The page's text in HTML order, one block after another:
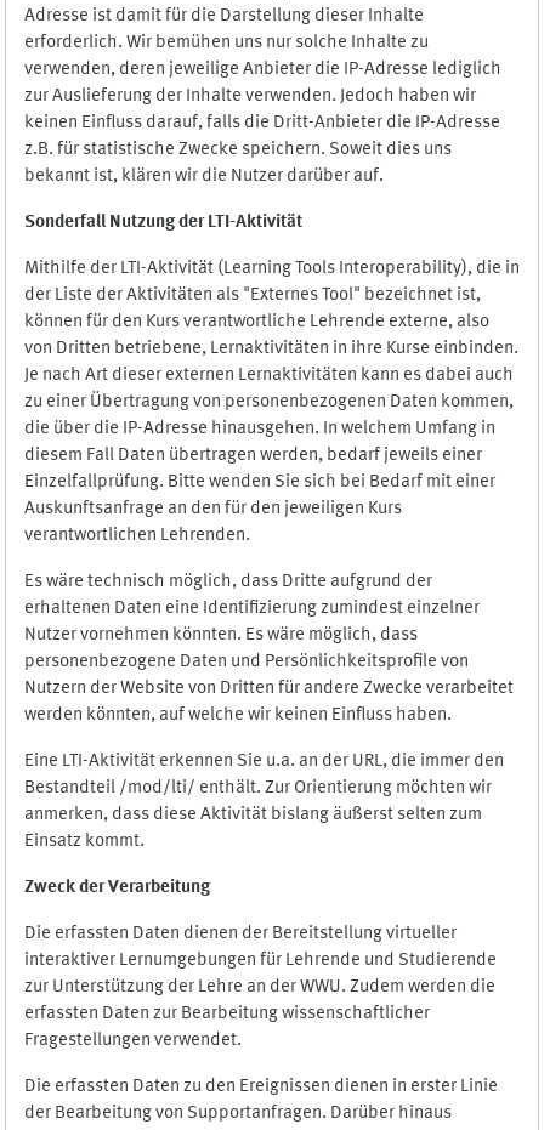
Adresse ist damit für die Darstellung dieser Inhalte
erforderlich. Wir bemühen uns nur solche Inhalte zu
verwenden, deren jeweilige Anbieter die IP-Adresse lediglich
zur Auslieferung der Inhalte verwenden. Jedoch haben wir
keinen Einfluss darauf, falls die Dritt-Anbieter die IP-Adresse
z.B. für statistische Zwecke speichern. Soweit dies uns
bekannt ist, klären wir die Nutzer darüber auf.
Sonderfall Nutzung der LTI-Aktivität
Mithilfe der LTI-Aktivität (Learning Tools Interoperability), die in
der Liste der Aktivitäten als "Externes Tool" bezeichnet ist,
können für den Kurs verantwortliche Lehrende externe, also
von Dritten betriebene, Lernaktivitäten in ihre Kurse einbinden.
Je nach Art dieser externen Lernaktivitäten kann es dabei auch
zu einer Übertragung von personenbezogenen Daten kommen,
die über die IP-Adresse hinausgehen. In welchem Umfang in
diesem Fall Daten übertragen werden, bedarf jeweils einer
Einzelfallprüfung. Bitte wenden Sie sich bei Bedarf mit einer
Auskunftsanfrage an den für den jeweiligen Kurs
verantwortlichen Lehrenden.
Es wäre technisch möglich, dass Dritte aufgrund der
erhaltenen Daten eine Identifizierung zumindest einzelner
Nutzer vornehmen könnten. Es wäre möglich, dass
personenbezogene Daten und Persönlichkeitsprofile von
Nutzern der Website von Dritten für andere Zwecke verarbeitet
werden könnten, auf welche wir keinen Einfluss haben.
Eine LTI-Aktivität erkennen Sie u.a. an der URL, die immer den
Bestandteil /mod/lti/ enthält. Zur Orientierung möchten wir
anmerken, dass diese Aktivität bislang äußerst selten zum
Einsatz kommt.
Zweck der Verarbeitung
Die erfassten Daten dienen der Bereitstellung virtueller
interaktiver Lernumgebungen für Lehrende und Studierende
zur Unterstützung der Lehre an der WWU. Zudem werden die
erfassten Daten zur Bearbeitung wissenschaftlicher
Fragestellungen verwendet.
Die erfassten Daten zu den Ereignissen dienen in erster Linie
der Bearbeitung von Supportanfragen. Darüber hinaus